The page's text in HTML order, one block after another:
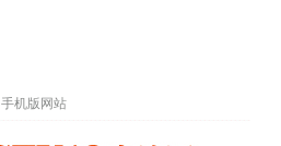
手机版网站